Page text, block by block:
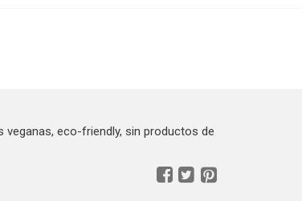
veganas, eco-friendly, sin productos de